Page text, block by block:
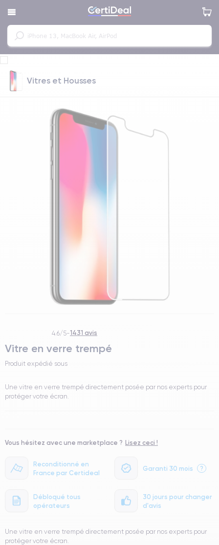
Vitres et Housses
4.6/5-1431 avis
Vitre en verre trempé
Produit expédié sous
Une vitre en verre trempé directement posée par nos experts pour
protéger votre écran.
Reconditionné en
France par Certideal
Garanti 30 mois ?
Débloqué tous
opérateurs
30 jours pour changer
d'avis
Vous hésitez avec une marketplace ? Lisez ceci !
Une vitre en verre trempé directement posée par nos experts pour
protéger votre écran.